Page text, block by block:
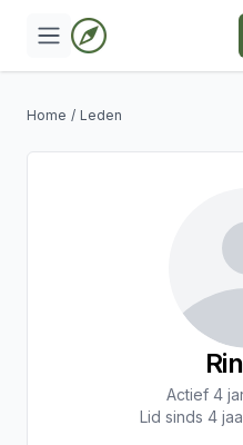
Home / Leden
Actief 4
Lid sinds 4